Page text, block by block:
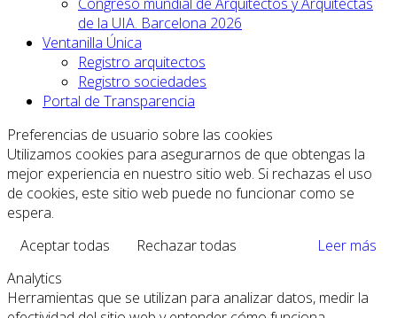
de la UIA. Barcelona 2026
Ventanilla Única
Registro arquitectos
Registro sociedades
Portal de Transparencia
Preferencias de usuario sobre las cookies
Utilizamos cookies para asegurarnos de que obtengas la
mejor experiencia en nuestro sitio web. Si rechazas el uso
de cookies, este sitio web puede no funcionar como se
espera.
Aceptar todas
Rechazar todas
Leer más
Analytics
Herramientas que se utilizan para analizar datos, medir la